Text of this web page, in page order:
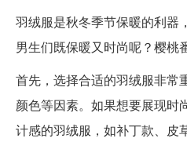
羽绒服是秋冬季节保暖的利器
男生们既保暖又时尚呢？樱桃
首先，选择合适的羽绒服非常
颜色等因素。如果想要展现时
计感的羽绒服，如补丁款、皮